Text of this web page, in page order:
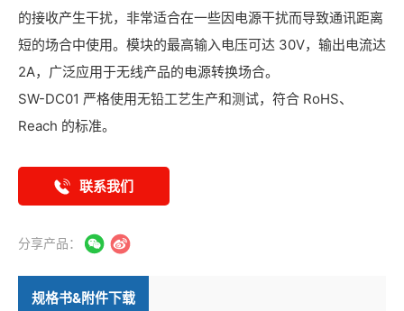
的接收产生干扰，非常适合在一些因电源干扰而导致通讯距离
短的场合中使用。模块的最高输入电压可达 30V，输出电流达
2A，广泛应用于无线产品的电源转换场合。
SW-DC01 严格使用无铅工艺生产和测试，符合 RoHS、
Reach 的标准。
联系我们
分享产品：
规格书&附件下载